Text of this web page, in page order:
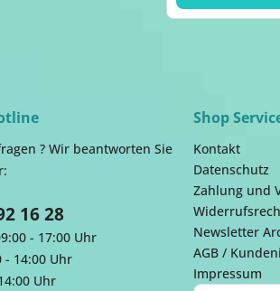
? Wir beantworten Sie
16 28
- 17:00 Uhr
- 14:00 Uhr
Uhr
Shop
Kontakt
Datenschutz
Zahlung und
Newsletter
AGB /
Impressum